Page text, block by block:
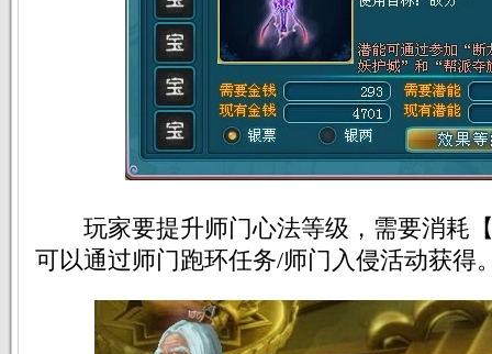
玩家要提升师门心法等级，需要消耗
可以通过师门跑环任务/师门入侵活动获得